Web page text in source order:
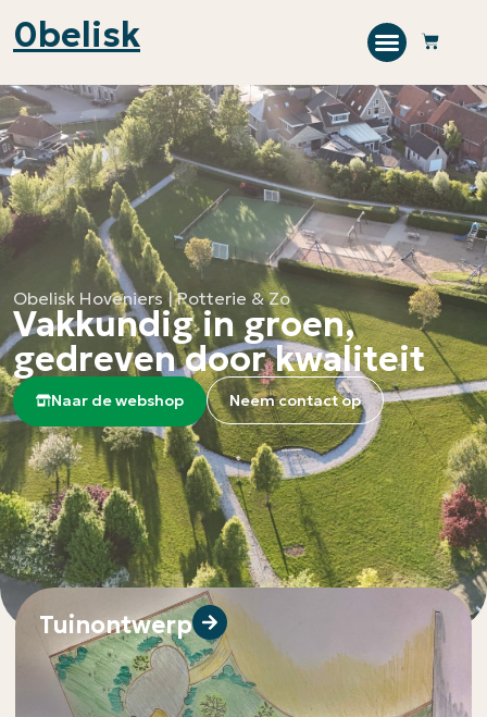
0belisk
Obelisk Hoveniers | Potterie & Zo
Vakkundig in groen,
gedreven door kwaliteit
Naar de webshop Neem contact op
Tuinontwerp